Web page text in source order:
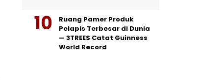
Ruang Pamer Produk
Pelapis Terbesar di Dunia
— 3TREES Catat Guinness
World Record